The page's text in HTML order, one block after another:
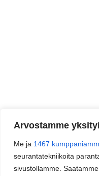
Arvostamme
Me ja 1467
seurantatekniikoita
sivustollamme.